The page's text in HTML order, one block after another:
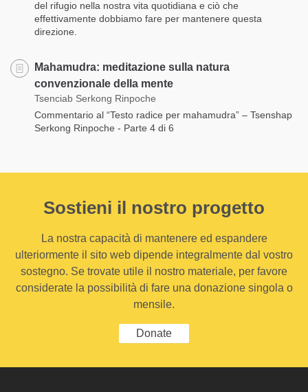
del rifugio nella nostra vita quotidiana e ciò che
effettivamente dobbiamo fare per mantenere questa
direzione.
Mahamudra: meditazione sulla natura
convenzionale della mente
Tsenciab Serkong Rinpoche
Commentario al “Testo radice per mahamudra” – Tsenshap
Serkong Rinpoche - Parte 4 di 6
Sostieni il nostro progetto
La nostra capacità di mantenere ed espandere
ulteriormente il sito web dipende integralmente dal vostro
sostegno. Se trovate utile il nostro materiale, per favore
considerate la possibilità di fare una donazione singola o
mensile.
Donate